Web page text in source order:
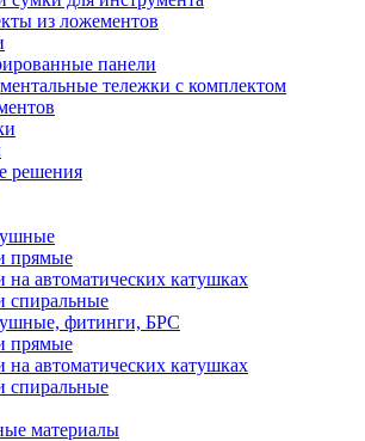
из ложементов
панели
тележки с комплектом
решения
прямые
автоматических катушках
спиральные
фитинги, БРС
прямые
автоматических катушках
спиральные
материалы